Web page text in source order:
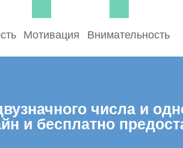
Мотивация Внимательность
числа и
и бесплатно